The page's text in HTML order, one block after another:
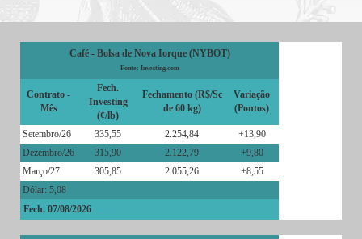
Café - Bolsa de Nova Iorque (NYBOT)
Fonte: Investing.com
Contrato -
Mês
Fech.
Investing
(¢/lb)
Fechamento (R$/Sc
de 60 kg)
Variação
(Pontos)
Setembro/26 335,55 2.254,84
+13,90
Dezembro/26
315,90 2.122,79
+9,80
Março/27
305,85 2.055,26
+8,55
Dólar: 5,08
Fech. 07/08/2026